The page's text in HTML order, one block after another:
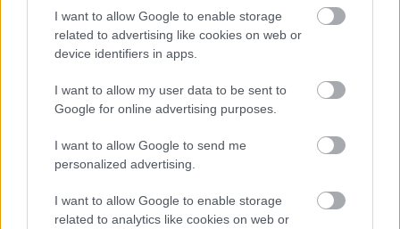
I want to allow Google to enable storage
related to advertising like cookies on web or
device identifiers in apps.
I want to allow my user data to be sent to
Google for online advertising purposes.
I want to allow Google to send me
personalized advertising.
I want to allow Google to enable storage
related to analytics like cookies on web or
ΕΙΝΑΠ: Καταγγέλλει αιφνιδιαστική
αλλαγή στο πρόγραμμα εφημεριών